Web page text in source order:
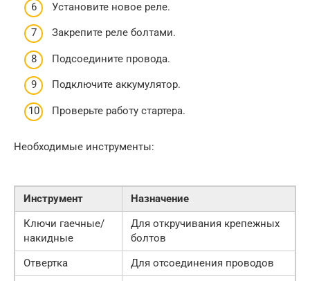
Установите новое реле.
Закрепите реле болтами.
Подсоедините провода.
Подключите аккумулятор.
Проверьте работу стартера.
Необходимые инструменты:
Инструмент
Назначение
Ключи гаечные/
накидные
Для откручивания крепежных
болтов
Отвертка
Для отсоединения проводов